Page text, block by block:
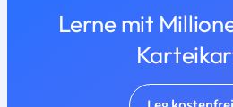
Lerne mit